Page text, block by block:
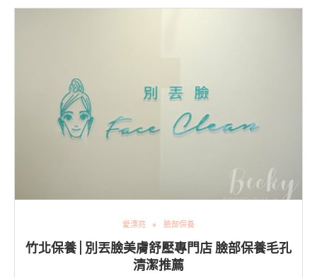
愛漂亮 臉部保養
竹北保養 | 別丟臉美膚舒壓專門店 臉部保養毛孔
清潔推薦